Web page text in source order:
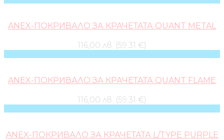
ANEX-ПОКРИВАЛО ЗА КРАЧЕТАТА QUANT METAL
116,00 лв. (59.31 €)
ANEX-ПОКРИВАЛО ЗА КРАЧЕТАТА QUANT FLAME
116,00 лв. (59.31 €)
ANEX-ПОКРИВАЛО ЗА КРАЧЕТАТА L/TYPE PURPLE